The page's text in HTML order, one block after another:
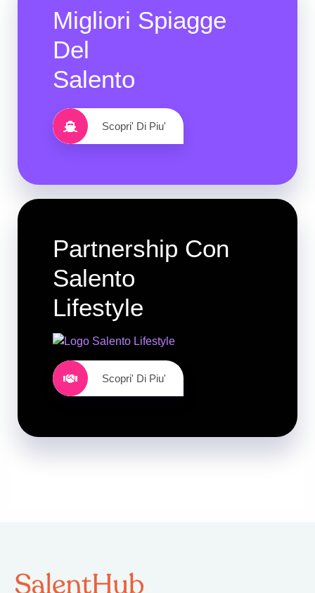
Migliori Spiagge
Del
Salento
Scopri' Di Piu'
Partnership Con
Salento
Lifestyle
Scopri' Di Piu'